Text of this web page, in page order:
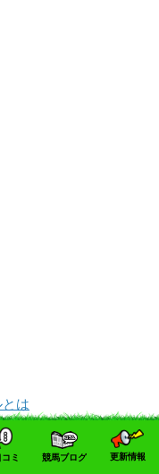
ミ 競馬ブログ 更新情報
は